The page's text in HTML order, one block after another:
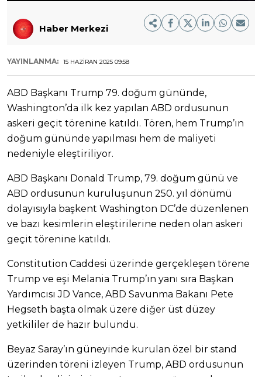
Haber Merkezi
YAYINLANMA: 15 HAZIRAN 2025 09:58
ABD Başkanı Trump 79. doğum gününde,
Washington’da ilk kez yapılan ABD ordusunun
askeri geçit törenine katıldı. Tören, hem Trump’ın
doğum gününde yapılması hem de maliyeti
nedeniyle eleştiriliyor.
ABD Başkanı Donald Trump, 79. doğum günü ve
ABD ordusunun kuruluşunun 250. yıl dönümü
dolayısıyla başkent Washington DC’de düzenlenen
ve bazı kesimlerin eleştirilerine neden olan askeri
geçit törenine katıldı.
Constitution Caddesi üzerinde gerçekleşen törene
Trump ve eşi Melania Trump’ın yanı sıra Başkan
Yardımcısı JD Vance, ABD Savunma Bakanı Pete
Hegseth başta olmak üzere diğer üst düzey
yetkililer de hazır bulundu.
Beyaz Saray’ın güneyinde kurulan özel bir stand
üzerinden töreni izleyen Trump, ABD ordusunun